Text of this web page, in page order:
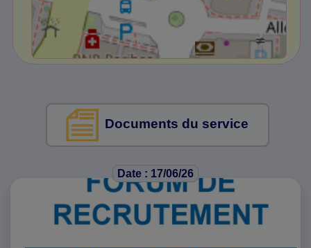
Documents du service
Date : 17/06/26